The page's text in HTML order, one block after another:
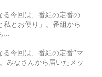
る今回は、番組の定番の
私とお便り」。番組から
…
今回は、番組の定番“マ
みなさんから届いたメッ